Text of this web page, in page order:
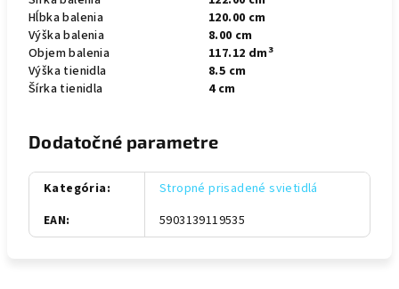
Hĺbka balenia
120.00 cm
Výška balenia
8.00 cm
Objem balenia
117.12 dm3
Výška tienidla
8.5 cm
Šírka tienidla
4 cm
Dodatočné parametre
Kategória:
Stropné prisadené svietidlá
EAN: 5903139119535